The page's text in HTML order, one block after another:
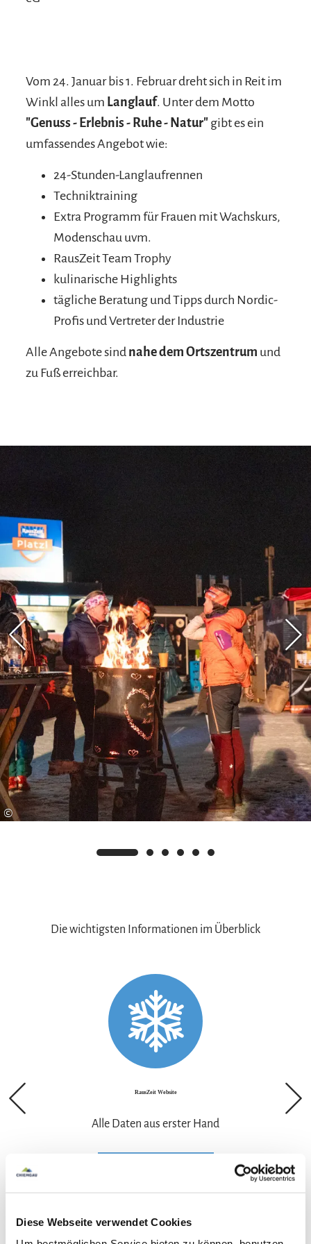
Diese Webseite verwendet Cookies
Vom 24. Januar bis 1. Februar dreht sich in Reit im
Winkl alles um Langlauf. Unter dem Motto
"Genuss - Erlebnis - Ruhe - Natur" gibt es ein
umfassendes Angebot wie:
24-Stunden-Langlaufrennen
Techniktraining
Extra Programm für Frauen mit Wachskurs,
Modenschau uvm.
RausZeit Team Trophy
kulinarische Highlights
tägliche Beratung und Tipps durch Nordic-
Profis und Vertreter der Industrie
Alle Angebote sind nahe dem Ortszentrum und
zu Fuß erreichbar.
©
Die wichtigsten Informationen im Überblick
RausZeit Website
Alle Daten aus erster Hand